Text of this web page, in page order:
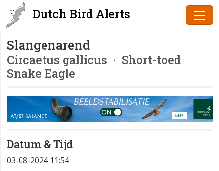
Dutch Bird Alerts
Slangenarend
Circaetus gallicus · Short-toed
Snake Eagle
Datum & Tijd
03-08-2024 11:54